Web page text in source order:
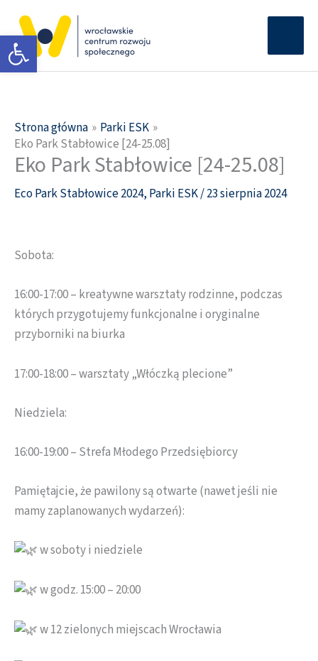
Otwórz pasek narzędzi
treści
Strona główna
Parki ESK
Eko Park Stabłowice [24-25.08]
Eko Park Stabłowice [24-25.08]
Eco Park Stabłowice 2024, Parki ESK/23 sierpnia 2024
Sobota:
16:00-17:00 – kreatywne warsztaty rodzinne, podczas
których przygotujemy funkcjonalne i oryginalne
przyborniki na biurka
17:00-18:00 – warsztaty „Włóczką plecione”
Niedziela:
16:00-19:00 – Strefa Młodego Przedsiębiorcy
Pamiętajcie, że pawilony są otwarte (nawet jeśli nie
mamy zaplanowanych wydarzeń):
w soboty i niedziele
w godz. 15:00 – 20:00
w 12 zielonych miejscach Wrocławia